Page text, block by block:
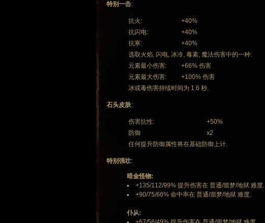
特别一击:
抗火:
+40%
抗闪电:
+40%
抗寒:
+40%
选取火焰, 闪电, 冰冷, 毒素, 魔法伤害中的一种:
元素最小伤害:
+66% 伤害
元素最大伤害:
+100% 伤害
冰或毒伤害持续时间为 1.6 秒.
石头皮肤:
伤害抗性:
+50%
防御
x2
任何提升防御属性将在基础防御上计.
特别强壮:
暗金怪物:
+135/112/99% 提升伤害在 普通/噩梦/地狱 难度.
+90/75/66% 命中率在 普通/噩梦/地狱 难度.
仆从: